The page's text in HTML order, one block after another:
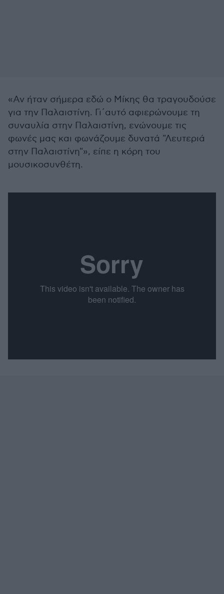
«Αν ήταν σήμερα εδώ ο Μίκης θα τραγουδούσε
για την Παλαιστίνη. Γι΄αυτό αφιερώνουμε τη
συναυλία στην Παλαιστίνη, ενώνουμε τις
φωνές μας και φωνάζουμε δυνατά "Λευτεριά
στην Παλαιστίνη"», είπε η κόρη του
μουσικοσυνθέτη.